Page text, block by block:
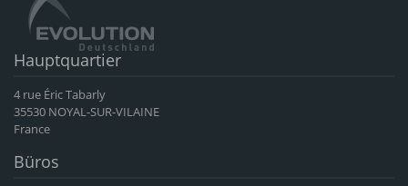
Hauptquartier
4 rue Éric Tabarly
35530 NOYAL-SUR-VILAINE
France
Büros